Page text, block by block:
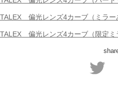
TALEX 偏光レンズ4カーブ（ミラー
TALEX 偏光レンズ4カーブ（限定ミ